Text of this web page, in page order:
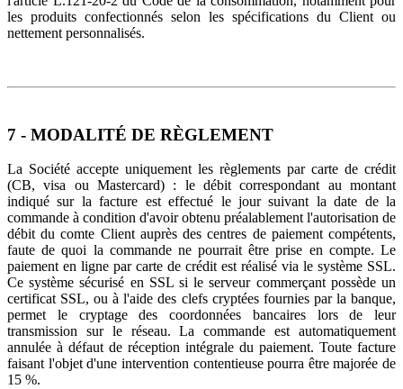
les produits confectionnés selon les spécifications du Client ou
nettement personnalisés.
7 - MODALITÉ DE RÈGLEMENT
La Société accepte uniquement les règlements par carte de crédit
(CB, visa ou Mastercard) : le débit correspondant au montant
indiqué sur la facture est effectué le jour suivant la date de la
commande à condition d'avoir obtenu préalablement l'autorisation de
débit du comte Client auprès des centres de paiement compétents,
faute de quoi la commande ne pourrait être prise en compte. Le
paiement en ligne par carte de crédit est réalisé via le système SSL.
Ce système sécurisé en SSL si le serveur commerçant possède un
certificat SSL, ou à l'aide des clefs cryptées fournies par la banque,
permet le cryptage des coordonnées bancaires lors de leur
transmission sur le réseau. La commande est automatiquement
annulée à défaut de réception intégrale du paiement. Toute facture
faisant l'objet d'une intervention contentieuse pourra être majorée de
15 %.